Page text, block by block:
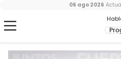
06 ago 2026